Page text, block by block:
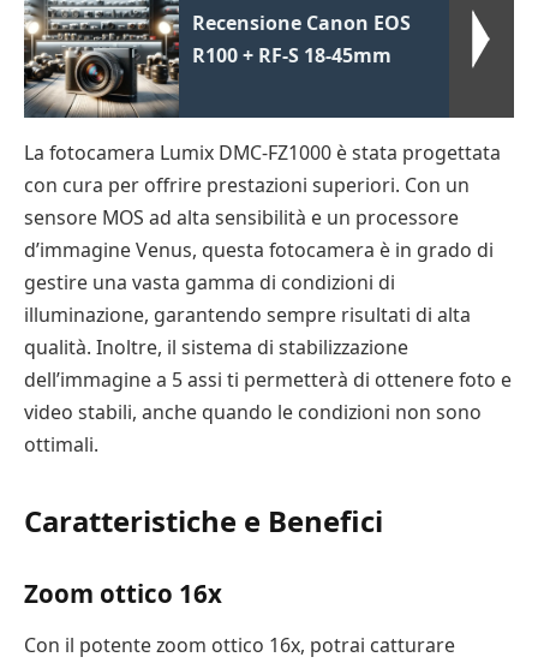
Recensione Canon EOS
R100 + RF-S 18-45mm
La fotocamera Lumix DMC-FZ1000 è stata progettata
con cura per offrire prestazioni superiori. Con un
sensore MOS ad alta sensibilità e un processore
d’immagine Venus, questa fotocamera è in grado di
gestire una vasta gamma di condizioni di
illuminazione, garantendo sempre risultati di alta
qualità. Inoltre, il sistema di stabilizzazione
dell’immagine a 5 assi ti permetterà di ottenere foto e
video stabili, anche quando le condizioni non sono
ottimali.
Caratteristiche e Benefici
Zoom ottico 16x
Con il potente zoom ottico 16x, potrai catturare